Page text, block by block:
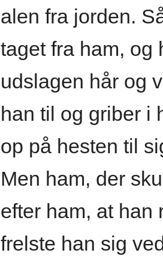
alen fra jorden.
taget fra ham, og
udslagen hår og
han til og griber i
op på hesten til
Men ham, der
efter ham, at han
frelste han sig